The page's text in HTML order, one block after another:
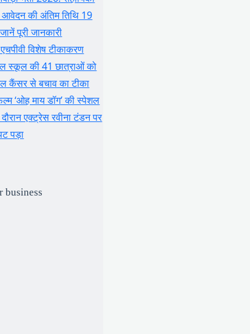
की अंतिम तिथि 19
पूरी जानकारी
विशेष टीकाकरण
स्कूल की 41 छात्राओं को
कैंसर से बचाव का टीका
‘ओह माय डॉग’ की स्पेशल
एक्ट्रेस रवीना टंडन पर
पड़ा
business